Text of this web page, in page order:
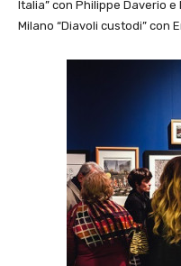
Italia” con Philippe Daverio
Milano “Diavoli custodi” con